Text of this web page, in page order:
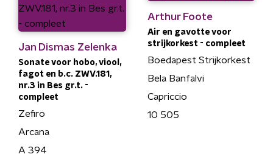
Jan Dismas Zelenka
Sonate voor hobo, viool,
fagot en b.c. ZWV.181,
nr.3 in Bes gr.t. -
compleet
Zefiro
Arcana
A 394
Arthur Foote
Air en gavotte voor
strijkorkest - compleet
Boedapest Strijkorkest
Bela Banfalvi
Capriccio
10 505